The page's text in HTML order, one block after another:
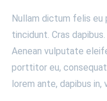
Nullam dictum felis
tincidunt. Cras
Aenean vulputate
porttitor eu,
lorem ante, dapibus in,